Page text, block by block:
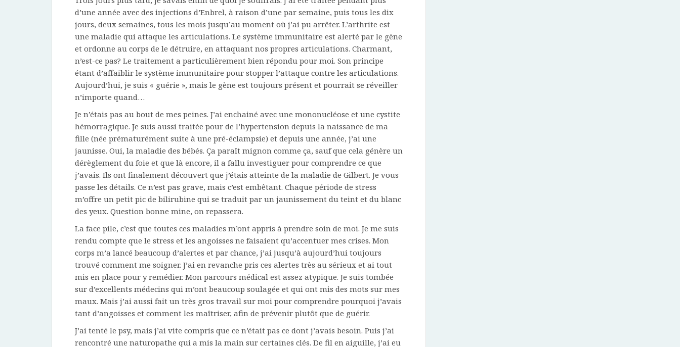
d’une année avec des injections d’Enbrel, à raison d’une par semaine, puis tous les dix
jours, deux semaines, tous les mois jusqu’au moment où j’ai pu arrêter. L’arthrite est
une maladie qui attaque les articulations. Le système immunitaire est alerté par le gène
et ordonne au corps de le détruire, en attaquant nos propres articulations. Charmant,
n’est-ce pas? Le traitement a particulièrement bien répondu pour moi. Son principe
étant d’affaiblir le système immunitaire pour stopper l’attaque contre les articulations.
Aujourd’hui, je suis « guérie », mais le gène est toujours présent et pourrait se réveiller
n’importe quand…
Je n’étais pas au bout de mes peines. J’ai enchainé avec une mononucléose et une cystite
hémorragique. Je suis aussi traitée pour de l’hypertension depuis la naissance de ma
fille (née prématurément suite à une pré-éclampsie) et depuis une année, j’ai une
jaunisse. Oui, la maladie des bébés. Ça paraît mignon comme ça, sauf que cela génère un
dérèglement du foie et que là encore, il a fallu investiguer pour comprendre ce que
j’avais. Ils ont finalement découvert que j’étais atteinte de la maladie de Gilbert. Je vous
passe les détails. Ce n’est pas grave, mais c’est embêtant. Chaque période de stress
m’offre un petit pic de bilirubine qui se traduit par un jaunissement du teint et du blanc
des yeux. Question bonne mine, on repassera.
La face pile, c’est que toutes ces maladies m’ont appris à prendre soin de moi. Je me suis
rendu compte que le stress et les angoisses ne faisaient qu’accentuer mes crises. Mon
corps m’a lancé beaucoup d’alertes et par chance, j’ai jusqu’à aujourd’hui toujours
trouvé comment me soigner. J’ai en revanche pris ces alertes très au sérieux et ai tout
mis en place pour y remédier. Mon parcours médical est assez atypique. Je suis tombée
sur d’excellents médecins qui m’ont beaucoup soulagée et qui ont mis des mots sur mes
maux. Mais j’ai aussi fait un très gros travail sur moi pour comprendre pourquoi j’avais
tant d’angoisses et comment les maîtriser, afin de prévenir plutôt que de guérir.
J’ai tenté le psy, mais j’ai vite compris que ce n’était pas ce dont j’avais besoin. Puis j’ai
rencontré une naturopathe qui a mis la main sur certaines clés. De fil en aiguille, j’ai eu